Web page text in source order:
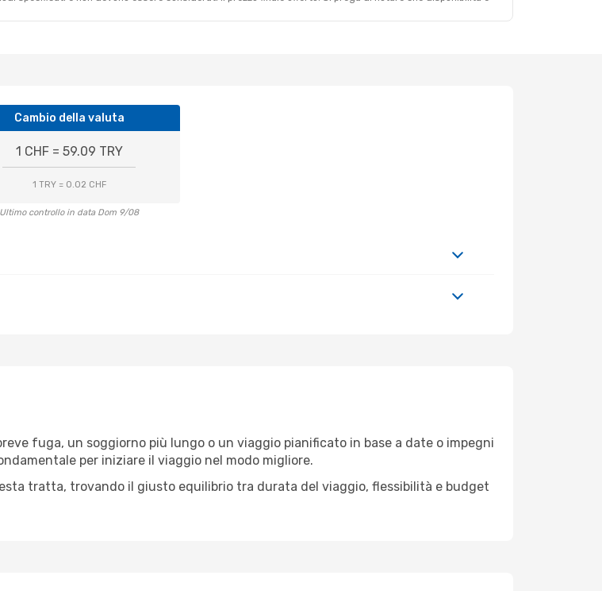
Cambio della valuta
1 CHF = 59.09 TRY
1 TRY = 0.02 CHF
Ultimo controllo in data Dom 9/08
fuga, un soggiorno più lungo o un viaggio pianificato in base a date o impegni
per iniziare il viaggio nel modo migliore.
tratta, trovando il giusto equilibrio tra durata del viaggio, flessibilità e budget